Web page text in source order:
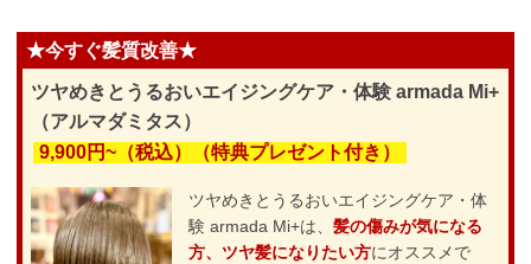
★今すぐ髪質改善★
ツヤめきとうるおいエイジングケア・体験 armada Mi+
（アルマダミタス）
9,900円~（税込）（特典プレゼント付き）
ツヤめきとうるおいエイジングケア・体
験 armada Mi+は、 髪の傷みが気になる
方、ツヤ髪になりたい方にオススメで